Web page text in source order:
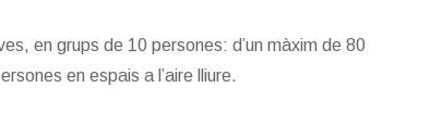
en grups de 10 persones: d’un màxim de 80
en espais a l’aire lliure.